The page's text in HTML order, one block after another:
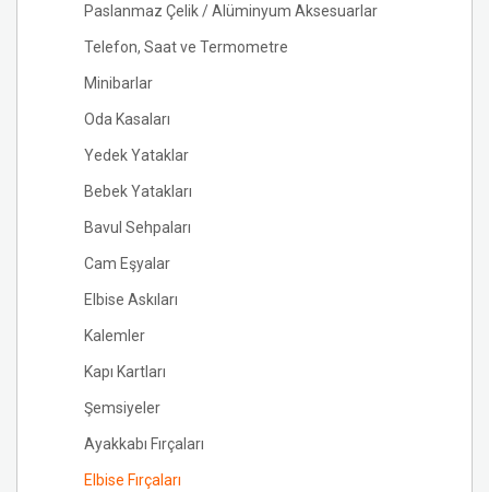
Paslanmaz Çelik / Alüminyum Aksesuarlar
Telefon, Saat ve Termometre
Minibarlar
Oda Kasaları
Yedek Yataklar
Bebek Yatakları
Bavul Sehpaları
Cam Eşyalar
Elbise Askıları
Kalemler
Kapı Kartları
Şemsiyeler
Ayakkabı Fırçaları
Elbise Fırçaları